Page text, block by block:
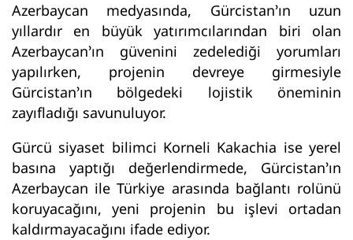
Azerbaycan medyasında, Gürcistan’ın uzun
yıllardır en büyük yatırımcılarından biri olan
Azerbaycan’ın güvenini zedelediği yorumları
yapılırken, projenin devreye girmesiyle
Gürcistan’ın bölgedeki lojistik öneminin
zayıfladığı savunuluyor.
Gürcü siyaset bilimci Korneli Kakachia ise yerel
basına yaptığı değerlendirmede, Gürcistan’ın
Azerbaycan ile Türkiye arasında bağlantı rolünü
koruyacağını, yeni projenin bu işlevi ortadan
kaldırmayacağını ifade ediyor.